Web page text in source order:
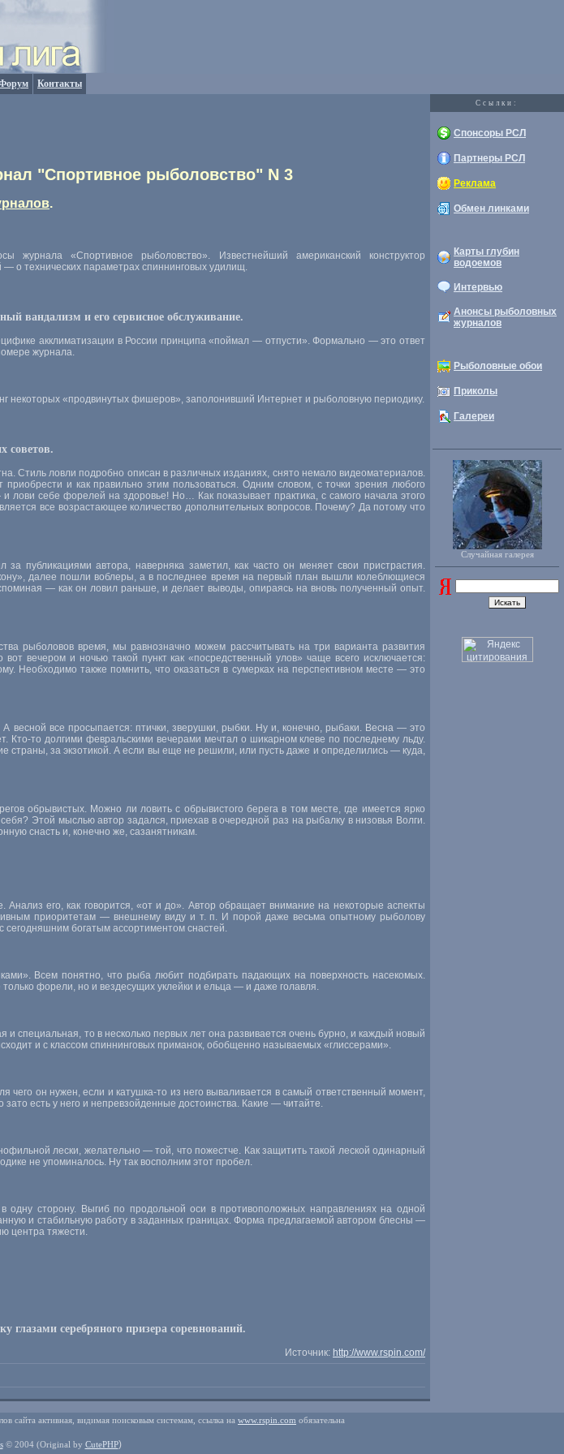
Контакты
Cсылки:
"Спортивное рыболовство" N 3
.
журнала «Спортивное рыболовство». Известнейший американский конструктор
о технических параметрах спиннинговых удилищ.
вандализм и его сервисное обслуживание.
акклиматизации в России принципа «поймал — отпусти». Формально — это ответ
журнала.
некоторых «продвинутых фишеров», заполонивший Интернет и рыболовную периодику.
советов.
Стиль ловли подробно описан в различных изданиях, снято немало видеоматериалов.
и как правильно этим пользоваться. Одним словом, с точки зрения любого
себе форелей на здоровье! Но… Как показывает практика, с самого начала этого
все возрастающее количество дополнительных вопросов. Почему? Да потому что
публикациями автора, наверняка заметил, как часто он меняет свои пристрастия.
далее пошли воблеры, а в последнее время на первый план вышли колеблющиеся
— как он ловил раньше, и делает выводы, опираясь на вновь полученный опыт.
рыболовов время, мы равнозначно можем рассчитывать на три варианта развития
вечером и ночью такой пункт как «посредственный улов» чаще всего исключается:
Необходимо также помнить, что оказаться в сумерках на перспективном месте — это
все просыпается: птички, зверушки, рыбки. Ну и, конечно, рыбаки. Весна — это
Кто-то долгими февральскими вечерами мечтал о шикарном клеве по последнему льду.
страны, за экзотикой. А если вы еще не решили, или пусть даже и определились — куда,
обрывистых. Можно ли ловить с обрывистого берега в том месте, где имеется ярко
Этой мыслью автор задался, приехав в очередной раз на рыбалку в низовья Волги.
снасть и, конечно же, сазанятникам.
его, как говорится, «от и до». Автор обращает внимание на некоторые аспекты
приоритетам — внешнему виду и т. п. И порой даже весьма опытному рыболову
сегодняшним богатым ассортиментом снастей.
Всем понятно, что рыба любит подбирать падающих на поверхность насекомых.
форели, но и вездесущих уклейки и ельца — и даже голавля.
и специальная, то в несколько первых лет она развивается очень бурно, и каждый новый
и с классом спиннинговых приманок, обобщенно называемых «глиссерами».
чего он нужен, если и катушка-то из него вываливается в самый ответственный момент,
есть у него и непревзойденные достоинства. Какие — читайте.
лески, желательно — той, что пожестче. Как защитить такой леской одинарный
не упоминалось. Ну так восполним этот пробел.
сторону. Выгиб по продольной оси в противоположных направлениях на одной
и стабильную работу в заданных границах. Форма предлагаемой автором блесны —
центра тяжести.
серебряного призера соревнований.
Источник: http://www.rspin.com/
Спонсоры РСЛ
Партнеры РСЛ
Реклама
Обмен линками
Карты глубин
водоемов
Интервью
Анонсы рыболовных
журналов
Рыболовные обои
Приколы
Галереи
Случайная галерея
сайта активная, видимая поисковым системам, ссылка на www.rspin.com обязательна
© 2004 (Original by CutePHP)